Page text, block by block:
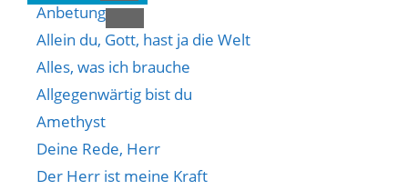
Anbetung
Allein du, Gott, hast ja die Welt
Alles, was ich brauche
Allgegenwärtig bist du
Amethyst
Deine Rede, Herr
Der Herr ist meine Kraft